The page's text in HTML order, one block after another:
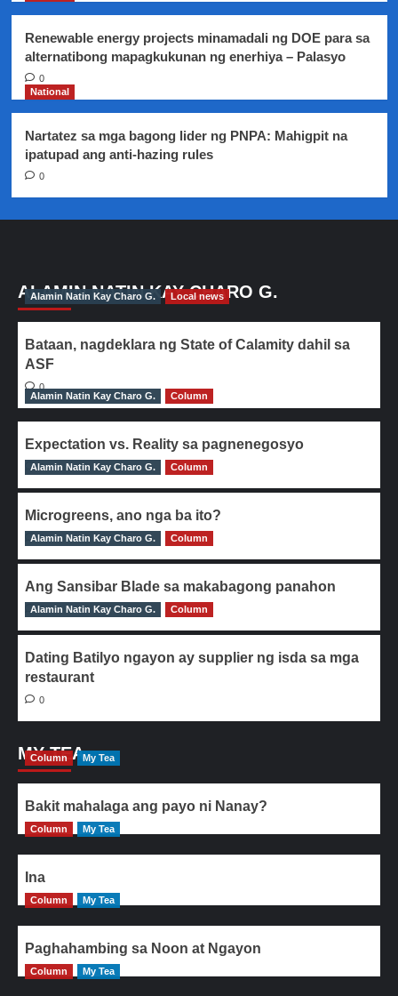
Renewable energy projects minamadali ng DOE para sa
alternatibong mapagkukunan ng enerhiya – Palasyo
0
National
Nartatez sa mga bagong lider ng PNPA: Mahigpit na
ipatupad ang anti-hazing rules
0
ALAMIN NATIN KAY CHARO G.
Alamin Natin Kay Charo G. Local news
Bataan, nagdeklara ng State of Calamity dahil sa
ASF
0
Alamin Natin Kay Charo G.
Column
Expectation vs. Reality sa pagnenegosyo
0
Alamin Natin Kay Charo G. Column
Microgreens, ano nga ba ito?
0
Alamin Natin Kay Charo G. Column
Ang Sansibar Blade sa makabagong panahon
0
Alamin Natin Kay Charo G. Column
Dating Batilyo ngayon ay supplier ng isda sa mga
restaurant
0
MY TEA
Column My Tea
Bakit mahalaga ang payo ni Nanay?
Column My Tea
Ina
Column My Tea
Paghahambing sa Noon at Ngayon
Column My Tea